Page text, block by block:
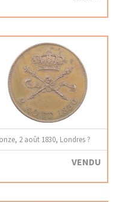
2 août 1830, Londres ?
VENDU